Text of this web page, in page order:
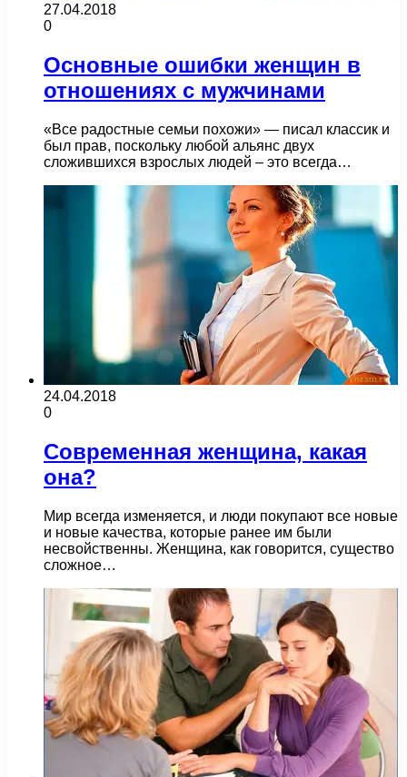
27.04.2018
0
Основные ошибки женщин в
отношениях с мужчинами
«Все радостные семьи похожи» — писал классик и
был прав, поскольку любой альянс двух
сложившихся взрослых людей – это всегда…
24.04.2018
0
Современная женщина, какая
она?
Мир всегда изменяется, и люди покупают все новые
и новые качества, которые ранее им были
несвойственны. Женщина, как говорится, существо
сложное…